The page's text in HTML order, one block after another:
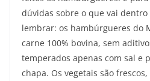
dúvidas sobre o que vai
lembrar: os hambúrgueres do
carne 100% bovina, sem
temperados apenas com sal e
chapa. Os vegetais são